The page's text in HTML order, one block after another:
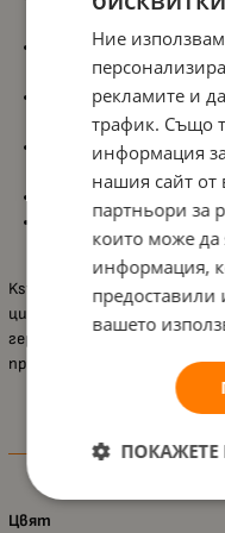
Цилиндрична форма,
химикалки и други
Компактен дизайн,
ученическа раница;
Атрактивендизайн
аксесоар за феновете
,
1,3 л, достатъчен
принадлежности.
Kstationery
цилиндричен несесер,
геройски дизайн,
приятно преживяване.
Цвят
Ние
рекламите и
трафик. Също
информация
нашия сайт от
партньори за
които може да
информация,
предоставили
вашето